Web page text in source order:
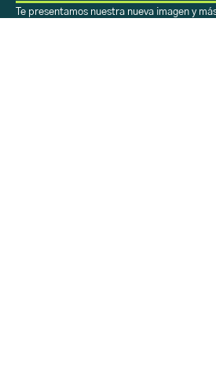
Te presentamos nuestra nueva imagen y